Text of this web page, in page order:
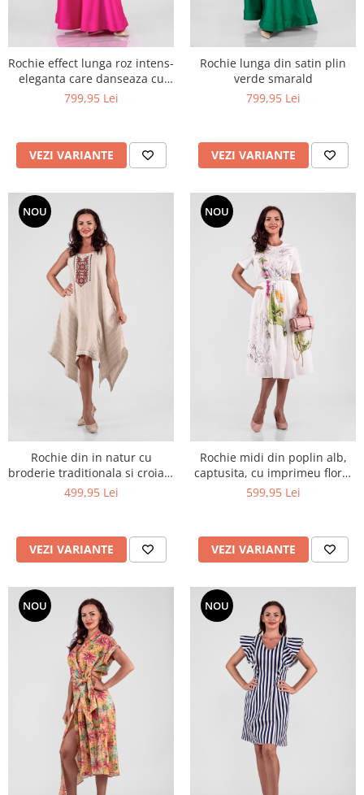
Rochie effect lunga roz intens-
eleganta care danseaza cu
tine
799,95 Lei
VEZI VARIANTE
Rochie lunga din satin plin
verde smarald
799,95 Lei
VEZI VARIANTE
NOU
Rochie din in natur cu
broderie traditionala si croiala
asimetrica
499,95 Lei
VEZI VARIANTE
NOU
Rochie midi din poplin alb,
captusita, cu imprimeu floral
stilizat si curea imbracata
599,95 Lei
VEZI VARIANTE
NOU NOU